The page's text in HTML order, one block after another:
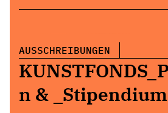
AUSSCHREIBUNGEN
n & _Stipendium